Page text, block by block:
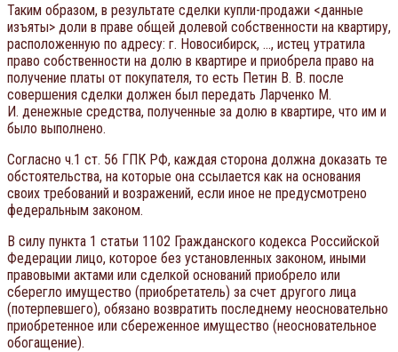
Таким образом, в результате сделки купли-продажи <данные
изъяты> доли в праве общей долевой собственности на квартиру,
расположенную по адресу: г. Новосибирск, …, истец утратила
право собственности на долю в квартире и приобрела право на
получение платы от покупателя, то есть Петин В. В. после
совершения сделки должен был передать Ларченко М.
И. денежные средства, полученные за долю в квартире, что им и
было выполнено.
Согласно ч.1 ст. 56 ГПК РФ, каждая сторона должна доказать те
обстоятельства, на которые она ссылается как на основания
своих требований и возражений, если иное не предусмотрено
федеральным законом.
В силу пункта 1 статьи 1102 Гражданского кодекса Российской
Федерации лицо, которое без установленных законом, иными
правовыми актами или сделкой оснований приобрело или
сберегло имущество (приобретатель) за счет другого лица
(потерпевшего), обязано возвратить последнему неосновательно
приобретенное или сбереженное имущество (неосновательное
обогащение).